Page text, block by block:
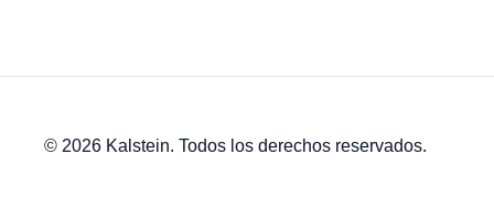
© 2026 Kalstein. Todos los derechos reservados.